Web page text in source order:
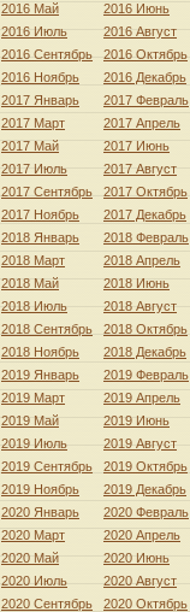
2016 Май
2016 Июнь
2016 Июль
2016 Август
2016 Сентябрь
2016 Октябрь
2016 Ноябрь
2016 Декабрь
2017 Январь
2017 Февраль
2017 Март
2017 Апрель
2017 Май
2017 Июнь
2017 Июль
2017 Август
2017 Сентябрь
2017 Октябрь
2017 Ноябрь
2017 Декабрь
2018 Январь
2018 Февраль
2018 Март
2018 Апрель
2018 Май
2018 Июнь
2018 Июль
2018 Август
2018 Сентябрь
2018 Октябрь
2018 Ноябрь
2018 Декабрь
2019 Январь
2019 Февраль
2019 Март
2019 Апрель
2019 Май
2019 Июнь
2019 Июль
2019 Август
2019 Сентябрь
2019 Октябрь
2019 Ноябрь
2019 Декабрь
2020 Январь
2020 Февраль
2020 Март
2020 Апрель
2020 Май
2020 Июнь
2020 Июль
2020 Август
2020 Сентябрь
2020 Октябрь